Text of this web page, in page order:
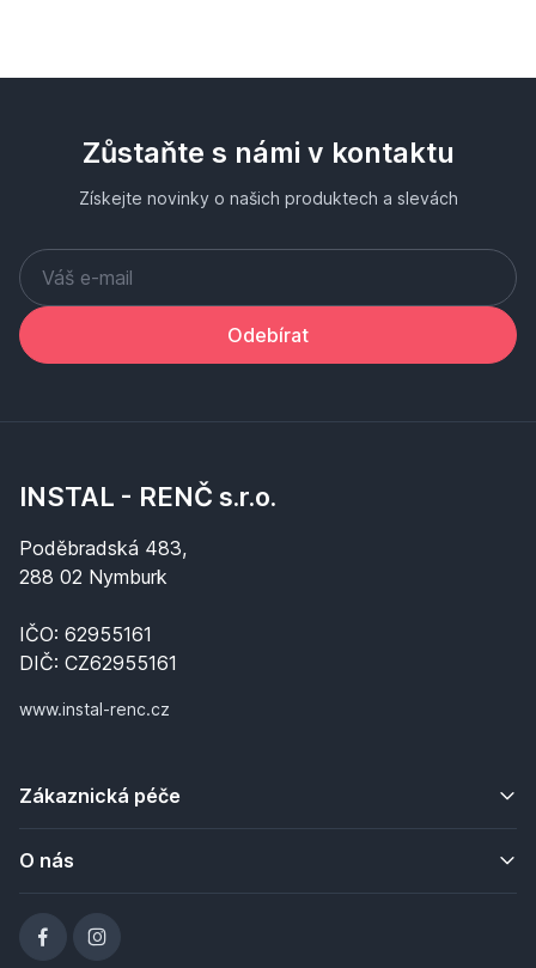
Zůstaňte s námi v kontaktu
Získejte novinky o našich produktech a slevách
Odebírat
INSTAL - RENČ s.r.o.
Poděbradská 483,
288 02 Nymburk
IČO: 62955161
DIČ: CZ62955161
www.instal-renc.cz
Zákaznická péče
O nás